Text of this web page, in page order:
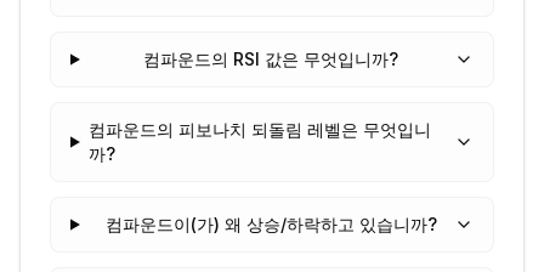
컴파운드의 RSI 값은 무엇입니까?
컴파운드의 피보나치 되돌림 레벨은 무엇입니
까?
컴파운드이(가) 왜 상승/하락하고 있습니까?